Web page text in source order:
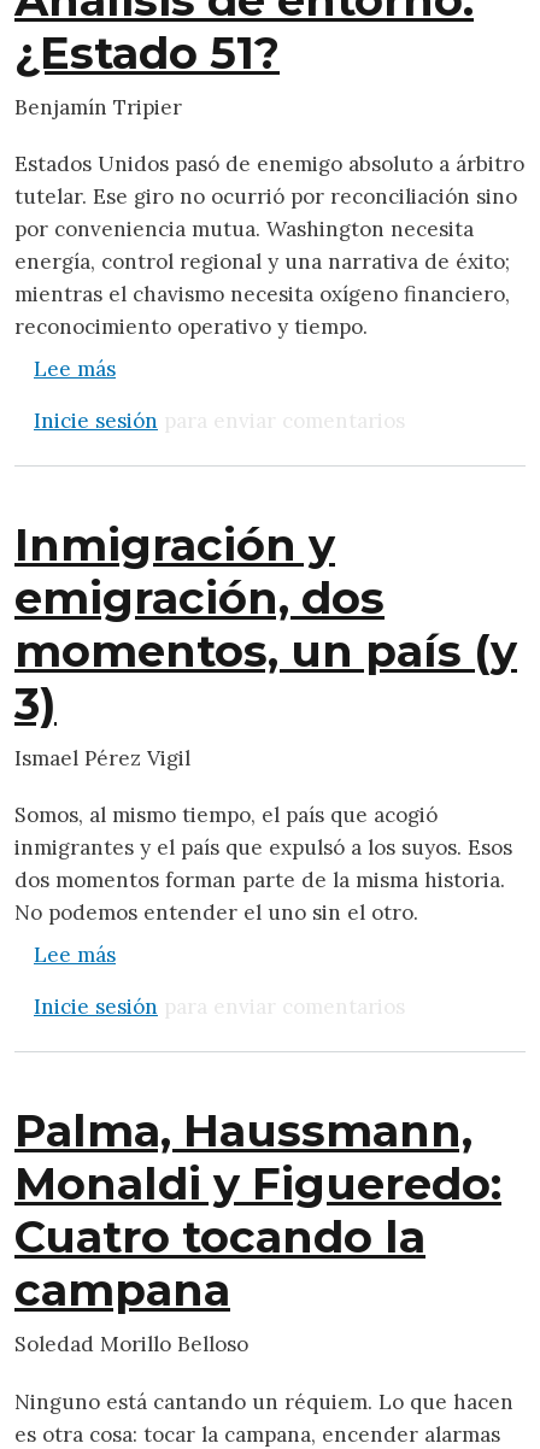
¿Estado 51?
Benjamín Tripier
Estados Unidos pasó de enemigo absoluto a árbitro
tutelar. Ese giro no ocurrió por reconciliación sino
por conveniencia mutua. Washington necesita
energía, control regional y una narrativa de éxito;
mientras el chavismo necesita oxígeno financiero,
reconocimiento operativo y tiempo.
Lee mássobre Análisis de entorno: ¿Estado 51?
Inicie sesión para enviar comentarios
Inmigración y
emigración, dos
momentos, un país (y
3)
Ismael Pérez Vigil
Somos, al mismo tiempo, el país que acogió
inmigrantes y el país que expulsó a los suyos. Esos
dos momentos forman parte de la misma historia.
No podemos entender el uno sin el otro.
Lee mássobre Inmigración y emigración, dos
Inicie sesión para enviar comentarios
Palma, Haussmann,
Monaldi y Figueredo:
Cuatro tocando la
campana
Soledad Morillo Belloso
Ninguno está cantando un réquiem. Lo que hacen
es otra cosa: tocar la campana, encender alarmas